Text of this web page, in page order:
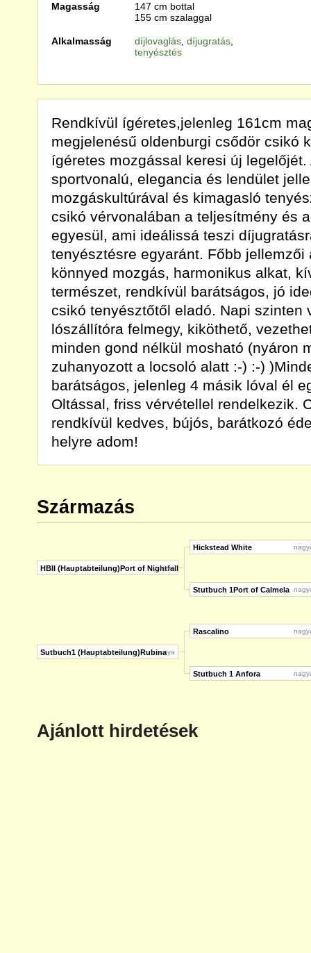
Magasság
147 cm bottal
155 cm szalaggal
Alkalmasság díjlovaglás, díjugratás,
tenyésztés
Rendkívül ígéretes,jelenleg 161cm
megjelenésű oldenburgi csődör csikó
ígéretes mozgással keresi új legelőjét.
sportvonalú, elegancia és lendület
mozgáskultúrával és kimagasló
csikó vérvonalában a teljesítmény és
egyesül, ami ideálissá teszi
tenyésztésre egyaránt. Főbb jellemzői
könnyed mozgás, harmonikus alkat,
természet, rendkívül barátságos, jó
csikó tenyésztőtől eladó. Napi szinten
lószállítóra felmegy, kiköthető,
minden gond nélkül mosható (nyáron
zuhanyozott a locsoló alatt :-) :-)
barátságos, jelenleg 4 másik lóval él
Oltással, friss vérvétellel rendelkezik.
rendkívül kedves, bújós, barátkozó
helyre adom!
Származás
HBII (Hauptabteilung)Port of Nightfall
apa
Sutbuch1 (Hauptabteilung)Rubinaanya
Hickstead White
Stutbuch 1Port of Calmela
Rascalino
Stutbuch 1 Anfora
Ajánlott hirdetések